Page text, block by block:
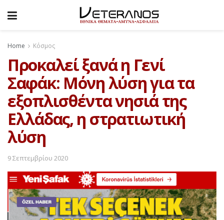
Home Κόσμος
Προκαλεί ξανά η Γενί
Σαφάκ: Μόνη λύση για τα
εξοπλισθέντα νησιά της
Ελλάδας, η στρατιωτική
λύση
9 Σεπτεμβρίου 2020